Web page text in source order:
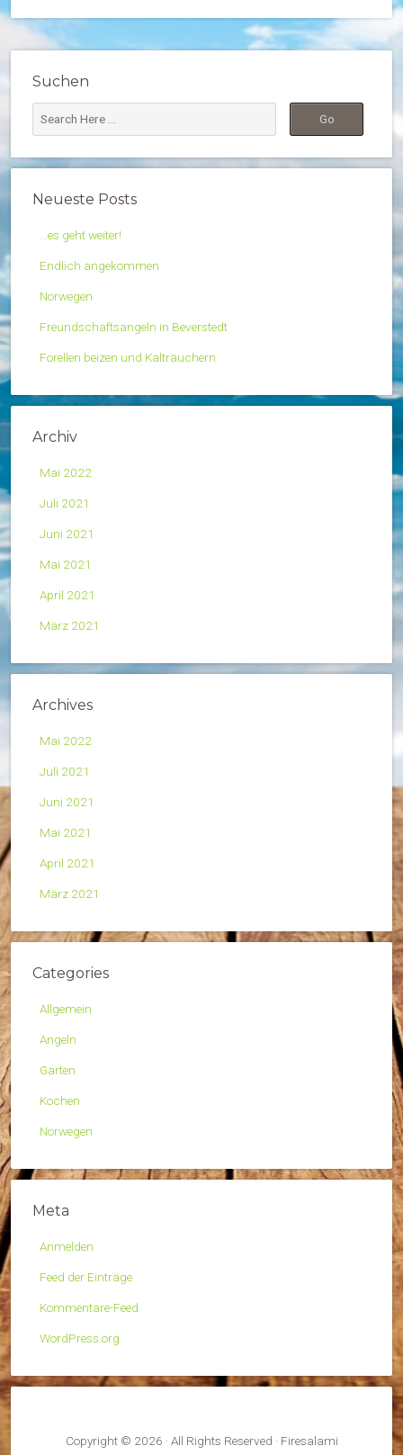
Suchen
Neueste Posts
…es geht weiter!
Endlich angekommen
Norwegen
Freundschaftsangeln in Beverstedt
Forellen beizen und Kalträuchern
Archiv
Mai 2022
Juli 2021
Juni 2021
Mai 2021
April 2021
März 2021
Archives
Mai 2022
Juli 2021
Juni 2021
Mai 2021
April 2021
März 2021
Categories
Allgemein
Angeln
Garten
Kochen
Norwegen
Meta
Anmelden
Feed der Einträge
Kommentare-Feed
WordPress.org
Copyright © 2026 · All Rights Reserved · Firesalami